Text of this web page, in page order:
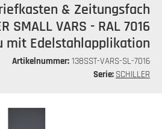
& Zeitungsfach
SMALL VARS - RAL 7016
mit Edelstahlapplikation
Artikelnummer: 138SST-VARS-SL-7016
Serie: SCHILLER